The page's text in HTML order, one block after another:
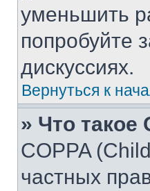
уменьшить
попробуйте
дискуссиях.
Вернуться к
» Что такое
COPPA
частных